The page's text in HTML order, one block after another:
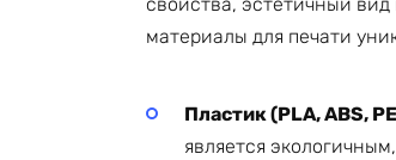
материалы для печати
Пластик (PLA, ABS,
является